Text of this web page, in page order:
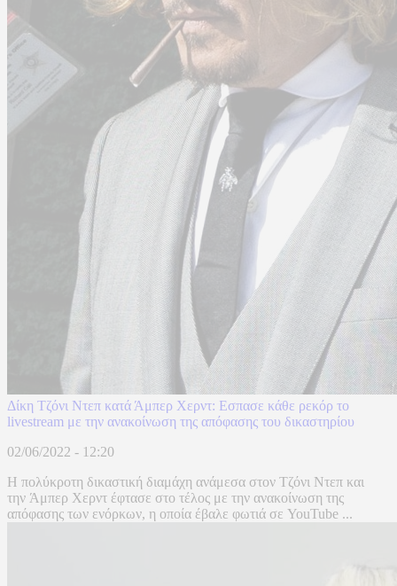
Δίκη Τζόνι Ντεπ κατά Άμπερ Χερντ: Εσπασε κάθε ρεκόρ το
livestream με την ανακοίνωση της απόφασης του δικαστηρίου
02/06/2022 - 12:20
Η πολύκροτη δικαστική διαμάχη ανάμεσα στον Τζόνι Ντεπ και
την Άμπερ Χερντ έφτασε στο τέλος με την ανακοίνωση της
απόφασης των ενόρκων, η οποία έβαλε φωτιά σε YouTube ...